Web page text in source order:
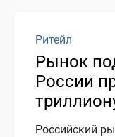
Ритейл
Рынок
России
Российский